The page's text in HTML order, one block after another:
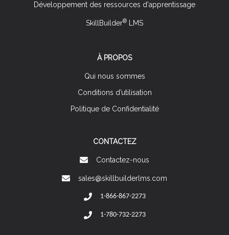
Développement des ressources d'apprentissage
SkillBuilder® LMS
À PROPOS
Qui nous sommes
Conditions d’utilisation
Politique de Confidentialité
CONTACTEZ
Contactez-nous
sales@skillbuilderlms.com
1-866-867-2273
1-780-732-2273